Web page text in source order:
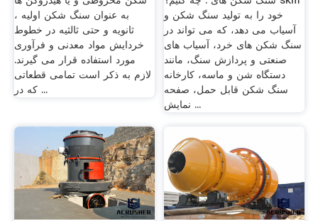
به عنوان سنگ شکن اولیه ،
ثانویه و حتی ثالثیه در خطوط
خردایش مواد معدنی و فرآوری
مورد استفاده قرار می گیرند.
لازم به ذکر است تمامی قطعاتی
که در ...
خود را به تولید سنگ شکن و
آسیاب می دهد، که می تواند در
سنگ شکن های خرد، آسیاب های
صنعتی و پردازش سنگ، مانند
دستگاه شن و ماسه، کارخانه
سنگ شکن قابل حمل، صفحه
نمایش ...